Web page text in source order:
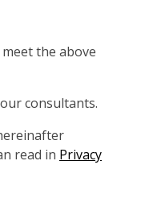
the above
consultants.
read in Privacy